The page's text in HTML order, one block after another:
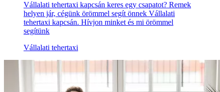
Vállalati tehertaxi kapcsán keres egy csapatot? Remek
helyen jár, cégünk örömmel segít önnek Vállalati
tehertaxi kapcsán. Hívjon minket és mi örömmel
segítünk
Vállalati tehertaxi